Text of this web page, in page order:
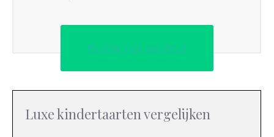
Bekijk het aanbod
Luxe kindertaarten vergelijken